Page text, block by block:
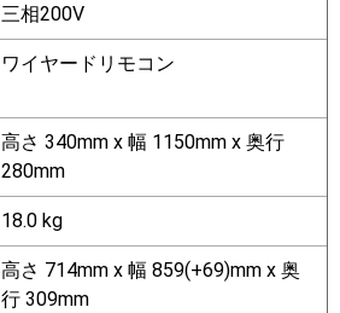
三相200V
ワイヤードリモコン
高さ 340mm x 幅 1150mm x 奥行
280mm
18.0 kg
高さ 714mm x 幅 859(+69)mm x 奥
行 309mm